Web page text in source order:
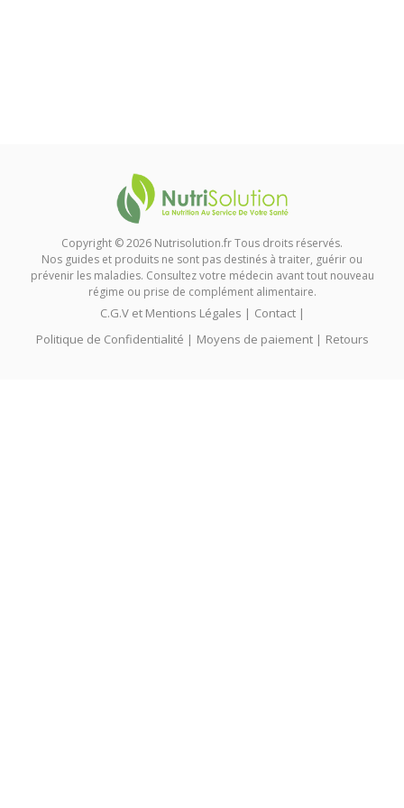
Copyright © 2026 Nutrisolution.fr Tous droits réservés.
Nos guides et produits ne sont pas destinés à traiter, guérir ou
prévenir les maladies. Consultez votre médecin avant tout nouveau
régime ou prise de complément alimentaire.
C.G.V et Mentions Légales | Contact|
Politique de Confidentialité | Moyens de paiement| Retours